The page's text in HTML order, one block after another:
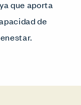
que aporta
de